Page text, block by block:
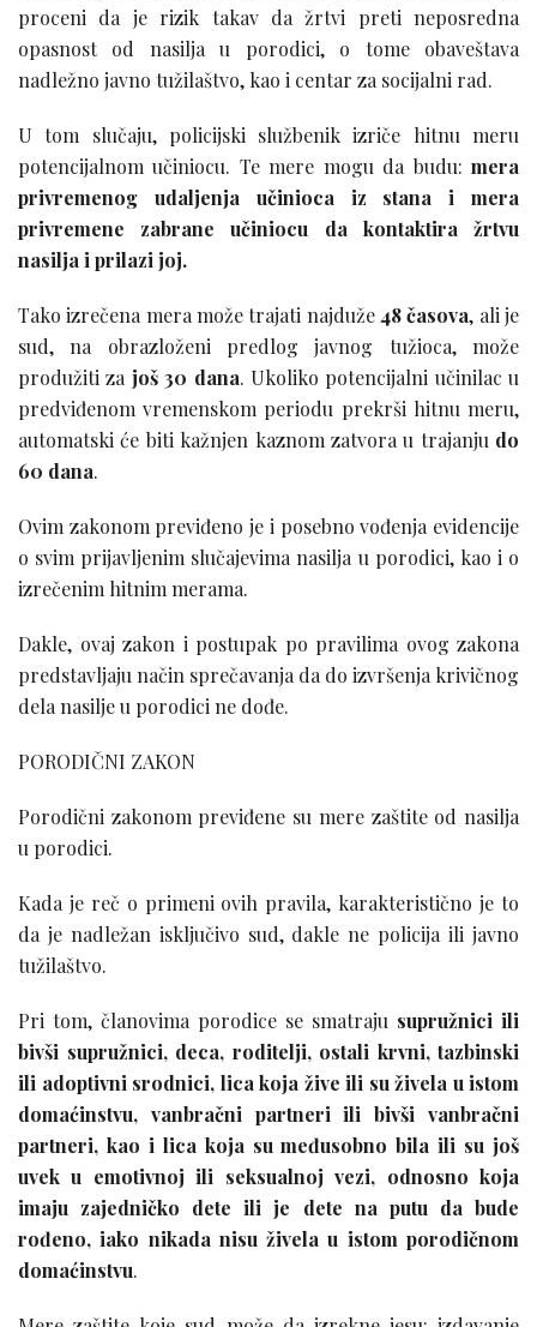
proceni da je rizik takav da žrtvi preti neposredna
opasnost od nasilja u porodici, o tome obaveštava
nadležno javno tužilaštvo, kao i centar za socijalni rad.
U tom slučaju, policijski službenik izriče hitnu meru
potencijalnom učiniocu. Te mere mogu da budu: mera
privremenog udaljenja učinioca iz stana i mera
privremene zabrane učiniocu da kontaktira žrtvu
nasilja i prilazi joj.
Tako izrečena mera može trajati najduže 48 časova, ali je
sud, na obrazloženi predlog javnog tužioca, može
produžiti za još 30 dana. Ukoliko potencijalni učinilac u
predviđenom vremenskom periodu prekrši hitnu meru,
automatski će biti kažnjen kaznom zatvora u trajanju do
60 dana.
Ovim zakonom previđeno je i posebno vođenja evidencije
o svim prijavljenim slučajevima nasilja u porodici, kao i o
izrečenim hitnim merama.
Dakle, ovaj zakon i postupak po pravilima ovog zakona
predstavljaju način sprečavanja da do izvršenja krivičnog
dela nasilje u porodici ne dođe.
PORODIČNI ZAKON
Porodični zakonom previđene su mere zaštite od nasilja
u porodici.
Kada je reč o primeni ovih pravila, karakteristično je to
da je nadležan isključivo sud, dakle ne policija ili javno
tužilaštvo.
Pri tom, članovima porodice se smatraju supružnici ili
bivši supružnici, deca, roditelji, ostali krvni, tazbinski
ili adoptivni srodnici, lica koja žive ili su živela u istom
domaćinstvu, vanbračni partneri ili bivši vanbračni
partneri, kao i lica koja su međusobno bila ili su još
uvek u emotivnoj ili seksualnoj vezi, odnosno koja
imaju zajedničko dete ili je dete na putu da bude
rođeno, iako nikada nisu živela u istom porodičnom
domaćinstvu.